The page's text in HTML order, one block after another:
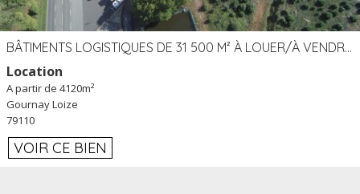
BÂTIMENTS LOGISTIQUES DE 31 500 M² À LOUER/À VENDRE SUR UN SITE DE 17 HA (79)
Location
A partir de 4120m²
Gournay Loize
79110
VOIR CE BIEN